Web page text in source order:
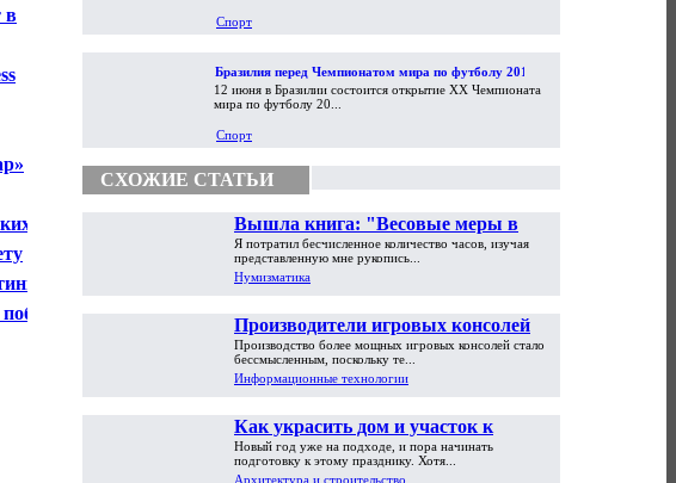
в
Спорт
Бразилия перед Чемпионатом мира по футболу 2014
12 июня в Бразилии состоится открытие XX Чемпионата
мира по футболу 20...
Спорт
СХОЖИЕ СТАТЬИ
Вышла книга: "Весовые меры в
торговой практике Античности и
Средневековья"
Я потратил бесчисленное количество часов, изучая
представленную мне рукопись...
Нумизматика
Производители игровых консолей
достигли предела возможностей
Производство более мощных игровых консолей стало
бессмысленным, поскольку те...
Информационные технологии
Как украсить дом и участок к
Новому году
Новый год уже на подходе, и пора начинать
подготовку к этому празднику. Хотя...
Архитектура и строительство